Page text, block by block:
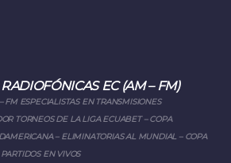
EC (AM – FM)
ESPECIALISTAS EN TRANSMISIONES
TORNEOS DE LA LIGA ECUABET – COPA
– ELIMINATORIAS AL MUNDIAL – COPA
EN VIVOS